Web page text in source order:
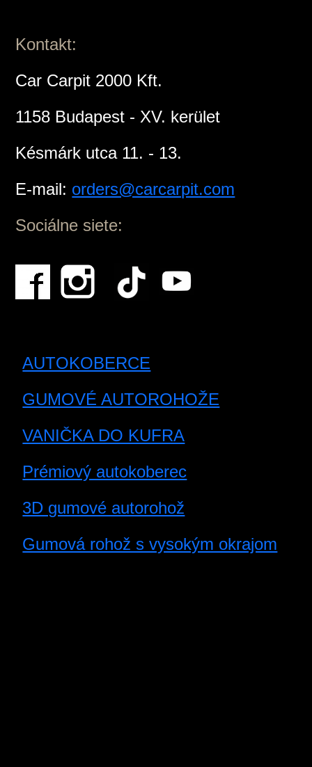
Kontakt:
Car Carpit 2000 Kft.
1158 Budapest - XV. kerület
Késmárk utca 11. - 13.
E-mail: orders@carcarpit.com
Sociálne siete:
AUTOKOBERCE
GUMOVÉ AUTOROHOŽE
VANIČKA DO KUFRA
Prémiový autokoberec
3D gumové autorohož
Gumová rohož s vysokým okrajom